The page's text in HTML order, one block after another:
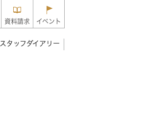
資料請求 イベント
スタッフダイアリー